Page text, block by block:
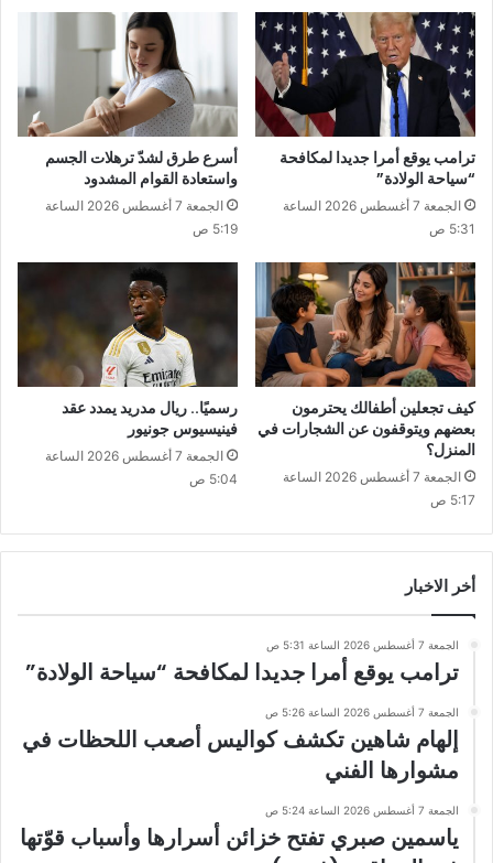
ترامب يوقع أمرا جديدا لمكافحة
“سياحة الولادة”
الجمعة 7 أغسطس 2026 الساعة
5:31 ص
أسرع طرق لشدّ ترهلات الجسم
واستعادة القوام المشدود
الجمعة 7 أغسطس 2026 الساعة
5:19 ص
كيف تجعلين أطفالك يحترمون
بعضهم ويتوقفون عن الشجارات في
المنزل؟
الجمعة 7 أغسطس 2026 الساعة
5:17 ص
رسميًا.. ريال مدريد يمدد عقد
فينيسيوس جونيور
الجمعة 7 أغسطس 2026 الساعة
5:04 ص
أخر الاخبار
الجمعة 7 أغسطس 2026 الساعة 5:31 ص
ترامب يوقع أمرا جديدا لمكافحة “سياحة الولادة”
الجمعة 7 أغسطس 2026 الساعة 5:26 ص
إلهام شاهين تكشف كواليس أصعب اللحظات في
مشوارها الفني
الجمعة 7 أغسطس 2026 الساعة 5:24 ص
ياسمين صبري تفتح خزائن أسرارها وأسباب قوّتها